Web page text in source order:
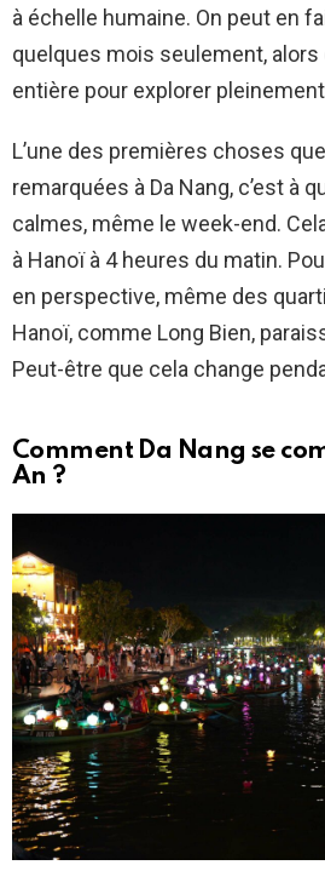
à échelle humaine. On peut en
quelques mois seulement, alors
entière pour explorer
L’une des premières choses
remarquées à Da Nang, c’est à
calmes, même le week-end.
à Hanoï à 4 heures du matin.
en perspective, même des
Hanoï, comme Long Bien,
Peut-être que cela change
Comment Da Nang se
An ?